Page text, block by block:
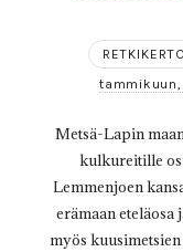
tammikuun,
Metsä-Lapin
kulkureitille
Lemmenjoen
erämaan eteläosa
myös